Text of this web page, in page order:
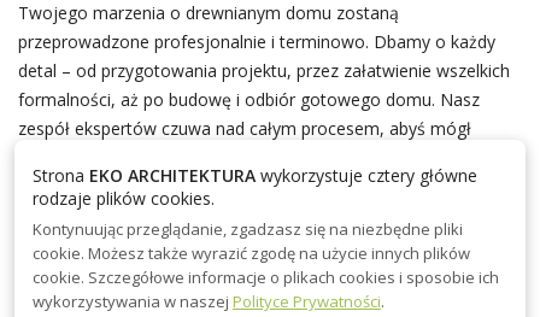
Twojego marzenia o drewnianym domu zostaną
przeprowadzone profesjonalnie i terminowo. Dbamy o każdy
detal – od przygotowania projektu, przez załatwienie wszelkich
formalności, aż po budowę i odbiór gotowego domu. Nasz
zespół ekspertów czuwa nad całym procesem, abyś mógł
Co więcej, zapewniamy wsparcie także po zakończeniu budowy,
oferując serwis i doradztwo techniczne, które gwarantują pełne
zadowolenie z naszego produktu.
Ekologiczne rozwiązania: Domki drewniane to ekologiczny
Strona EKO ARCHITEKTURAwykorzystuje cztery główne
rodzaje plików cookies.
Kontynuując przeglądanie, zgadzasz się na niezbędne pliki
cookie. Możesz także wyrazić zgodę na użycie innych plików
cookie. Szczegółowe informacje o plikach cookies i sposobie ich
wykorzystywania w naszej Polityce Prywatności.